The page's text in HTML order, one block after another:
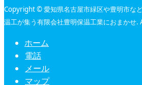
Copyright © 愛知県名古屋市緑区や豊明市な
温工が集う有限会社豊明保温工業におまか
ホーム
電話
メール
マップ